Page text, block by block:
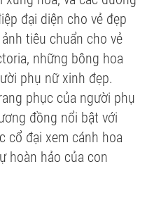
đại diện cho vẻ đẹp
tiêu chuẩn cho vẻ
những bông hoa
phụ nữ xinh đẹp.
phục của người phụ
đồng nổi bật với
cổ đại xem cánh hoa
hoàn hảo của con